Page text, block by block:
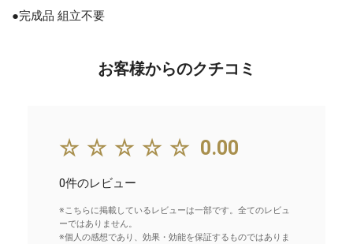
●完成品 組立不要
お客様からのクチコミ
☆☆☆☆☆ 0.00
0件のレビュー
※こちらに掲載しているレビューは一部です。全てのレビュ
ーではありません。
※個人の感想であり、効果・効能を保証するものではありま